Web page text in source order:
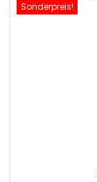
Sonderpreis!